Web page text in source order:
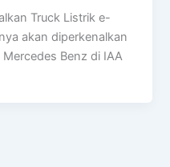
Truck Listrik e-
akan diperkenalkan
Benz di IAA